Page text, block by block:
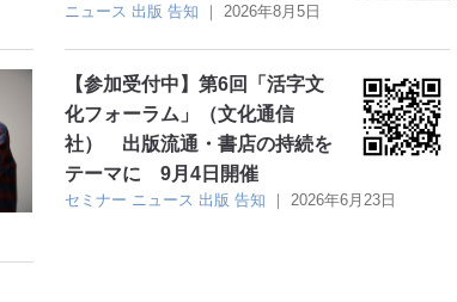
ニュース 出版 告知 ｜ 2026年8月5日
【参加受付中】第6回「活字文
化フォーラム」（文化通信
社） 出版流通・書店の持続を
テーマに 9月4日開催
セミナー ニュース 出版 告知 ｜ 2026年6月23日